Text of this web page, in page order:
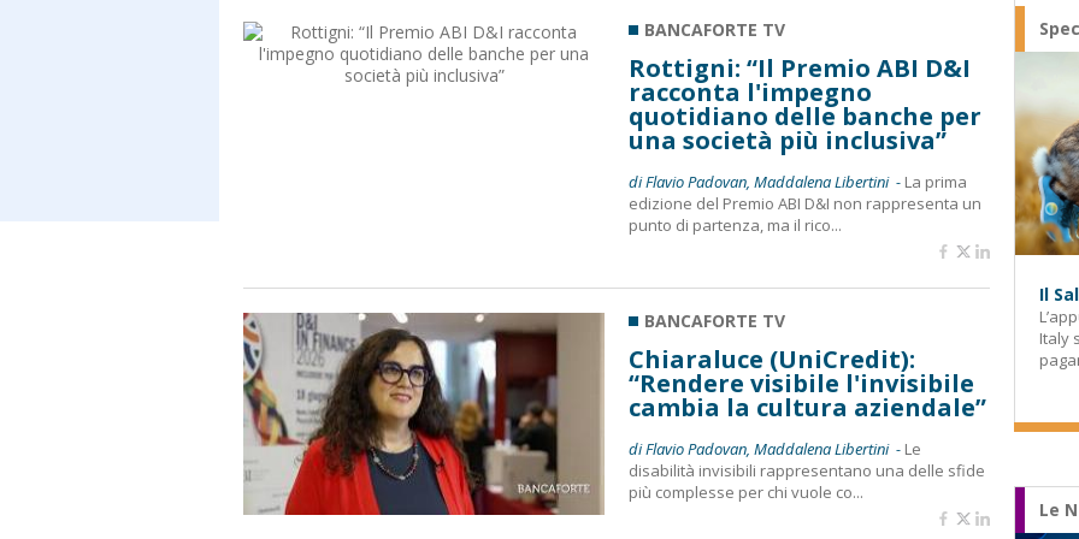
BANCAFORTE TV
Rottigni: “Il Premio ABI D&I
racconta l'impegno
quotidiano delle banche per
una società più inclusiva”
di Flavio Padovan, Maddalena Libertini - La prima
edizione del Premio ABI D&I non rappresenta un
punto di partenza, ma il rico...
BANCAFORTE TV
Chiaraluce (UniCredit):
“Rendere visibile l'invisibile
cambia la cultura aziendale”
di Flavio Padovan, Maddalena Libertini - Le
disabilità invisibili rappresentano una delle sfide
più complesse per chi vuole co...
Il
Italy
Le